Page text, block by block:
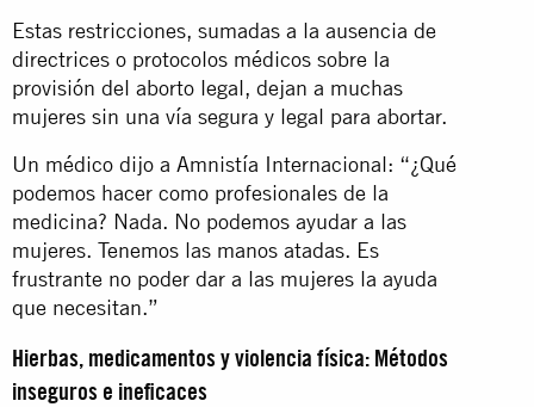
Estas restricciones, sumadas a la ausencia de
directrices o protocolos médicos sobre la
provisión del aborto legal, dejan a muchas
mujeres sin una vía segura y legal para abortar.
Un médico dijo a Amnistía Internacional: “¿Qué
podemos hacer como profesionales de la
medicina? Nada. No podemos ayudar a las
mujeres. Tenemos las manos atadas. Es
frustrante no poder dar a las mujeres la ayuda
que necesitan.”
Hierbas, medicamentos y violencia física: Métodos
inseguros e ineficaces